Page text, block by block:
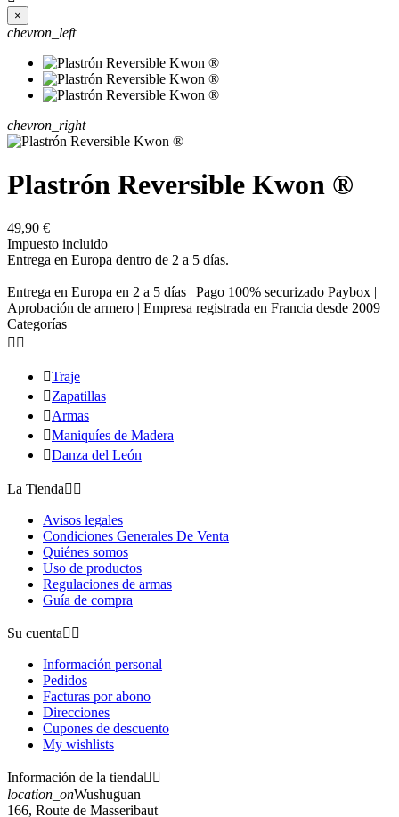
×
chevron_left
chevron_right
Plastrón Reversible Kwon ®
49,90 €
Impuesto incluido
Entrega en Europa dentro de 2 a 5 días.
Entrega en Europa en 2 a 5 días | Pago 100% securizado Paybox |
Aprobación de armero | Empresa registrada en Francia desde 2009
Categorías
 
Traje
Zapatillas
Armas
Maniquíes de Madera
Danza del León
La Tienda 
Avisos legales
Condiciones Generales De Venta
Quiénes somos
Uso de productos
Regulaciones de armas
Guía de compra
Su cuenta 
Información personal
Pedidos
Facturas por abono
Direcciones
Cupones de descuento
My wishlists
Información de la tienda 
location_onWushuguan
166, Route de Masseribaut